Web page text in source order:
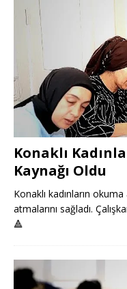
Konaklı
Kaynağı Oldu
Konaklı kadınların
atmalarını sağladı.
🔺